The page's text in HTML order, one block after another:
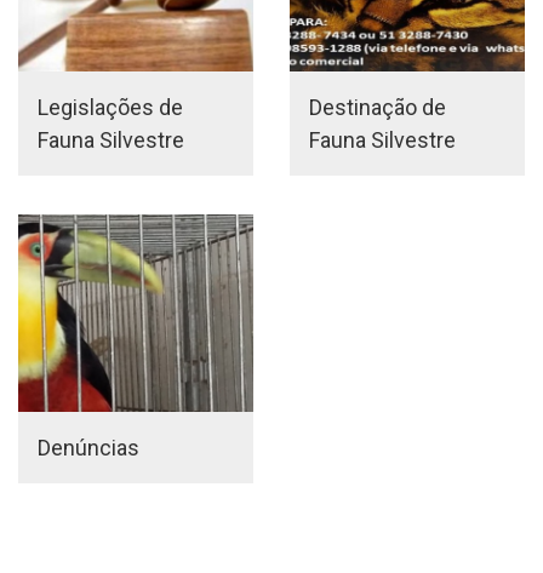
Legislações de
Fauna Silvestre
Destinação de
Fauna Silvestre
Denúncias